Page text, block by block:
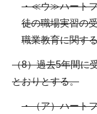
・≪ウ≫ハートフ
徒の職場実習の
職業教育に関す
（8）過去5年間に
とおりとする。
・（ア）ハート